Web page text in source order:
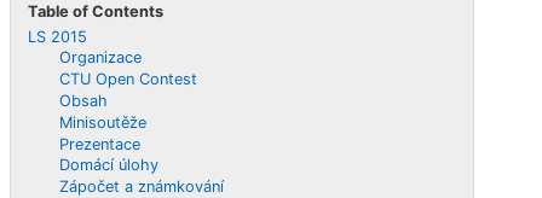
Table of Contents
LS 2015
Organizace
CTU Open Contest
Obsah
Minisoutěže
Prezentace
Domácí úlohy
Zápočet a známkování